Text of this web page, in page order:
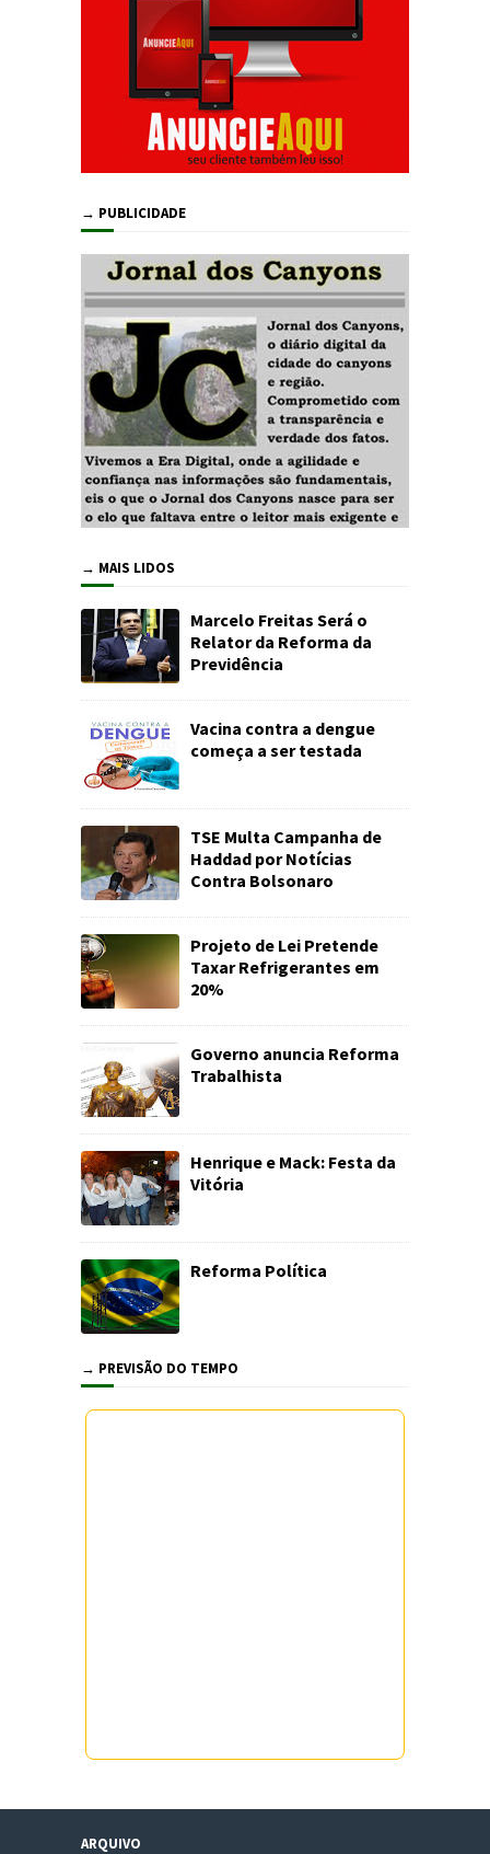
→ PUBLICIDADE
→ MAIS LIDOS
Marcelo Freitas Será o
Relator da Reforma da
Previdência
Vacina contra a dengue
começa a ser testada
TSE Multa Campanha de
Haddad por Notícias
Contra Bolsonaro
Projeto de Lei Pretende
Taxar Refrigerantes em
20%
Governo anuncia Reforma
Trabalhista
Henrique e Mack: Festa da
Vitória
Reforma Política
→ PREVISÃO DO TEMPO
ARQUIVO